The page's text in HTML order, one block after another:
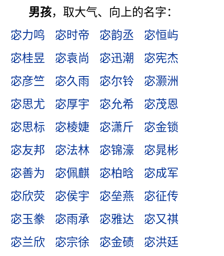
男孩，取大气、向上的名字：
宓力鸣
宓时帝 宓韵丞
宓恒屿
宓桂昱
宓袁尚 宓迅潮
宓宪杰
宓彦竺
宓久雨 宓尔铃
宓灏洲
宓思尤
宓厚宇 宓允希
宓茂恩
宓思标
宓棱婕 宓潇斤
宓金锁
宓友邦
宓法林 宓锦濠
宓晁彬
宓善为
宓佩麒 宓柏晗
宓成军
宓欣荧
宓侯宇 宓垒燕
宓征传
宓玉豢
宓雨承 宓雅达
宓又祺
宓兰欣
宓宗徐 宓金碛
宓洪廷